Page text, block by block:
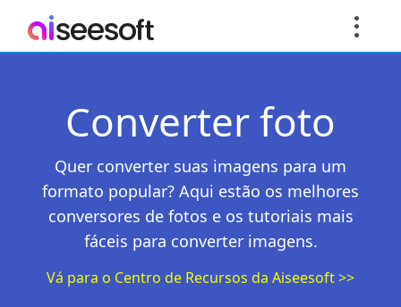
Converter foto
Quer converter suas imagens para um
formato popular? Aqui estão os melhores
conversores de fotos e os tutoriais mais
fáceis para converter imagens.
Vá para o Centro de Recursos da Aiseesoft >>